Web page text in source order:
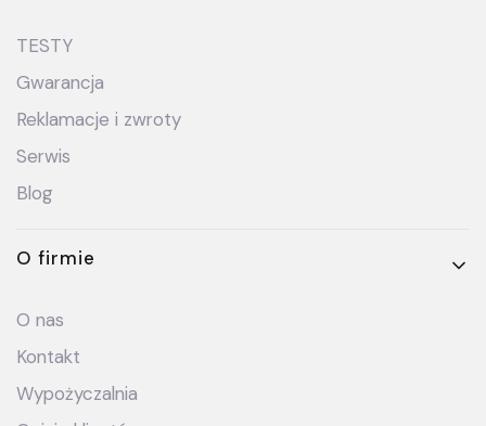
TESTY
Gwarancja
Reklamacje i zwroty
Serwis
Blog
O firmie
O nas
Kontakt
Wypożyczalnia